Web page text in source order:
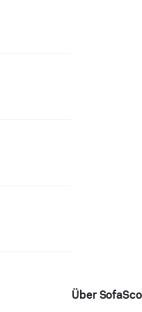
Über